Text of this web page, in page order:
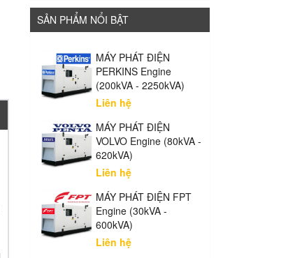
SẢN PHẨM NỔI BẬT
MÁY PHÁT ĐIỆN
PERKINS Engine
(200kVA - 2250kVA)
Liên hệ
MÁY PHÁT ĐIỆN
VOLVO Engine (80kVA -
620kVA)
Liên hệ
MÁY PHÁT ĐIỆN FPT
Engine (30kVA -
600kVA)
Liên hệ